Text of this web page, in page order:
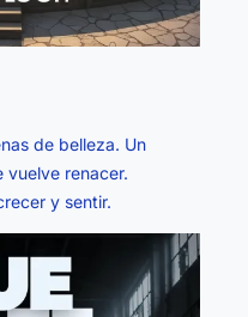
de belleza. Un
vuelve renacer.
y sentir.